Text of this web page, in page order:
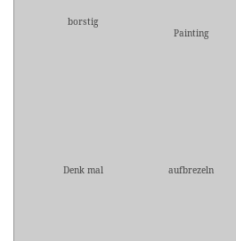
borstig
Painting
Denk mal aufbrezeln